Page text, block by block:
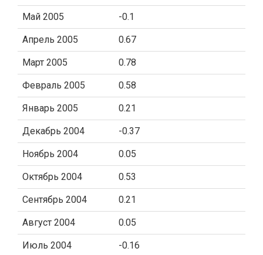
Май 2005 -0.1
Апрель 2005 0.67
Март 2005 0.78
Февраль 2005 0.58
Январь 2005 0.21
Декабрь 2004 -0.37
Ноябрь 2004 0.05
Октябрь 2004 0.53
Сентябрь 2004 0.21
Август 2004 0.05
Июль 2004 -0.16